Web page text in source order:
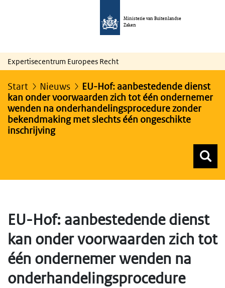
Ministerie van Buitenlandse
Zaken
Expertisecentrum Europees Recht
Start Nieuws
EU-Hof: aanbestedende dienst
kan onder voorwaarden zich tot één ondernemer
wenden na onderhandelingsprocedure zonder
bekendmaking met slechts één ongeschikte
inschrijving
EU-Hof: aanbestedende dienst
kan onder voorwaarden zich tot
één ondernemer wenden na
onderhandelingsprocedure